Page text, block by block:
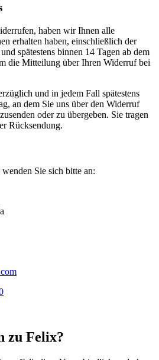
haben wir Ihnen alle
erhalten haben, einschließlich der
spätestens binnen 14 Tagen ab dem
die Mitteilung über Ihren Widerruf bei
und in jedem Fall spätestens
an dem Sie uns über den Widerruf
oder zu übergeben. Sie tragen
Rücksendung.
Sie sich bitte an:
zu Felix?